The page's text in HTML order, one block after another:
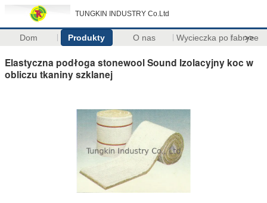
TUNGKIN INDUSTRY Co.Ltd
Dom Produkty O nas Wycieczka po fabryce
>>
Elastyczna podłoga stonewool Sound Izolacyjny koc w
obliczu tkaniny szklanej